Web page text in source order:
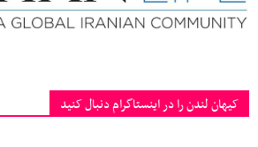
کیهان لندن را در اینستاگرام دنبال کنید